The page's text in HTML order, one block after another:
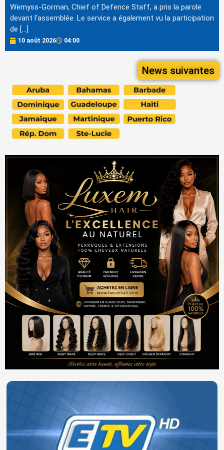
Wemyss-Gorman, Chief of Defence Staff, a pris la parole
devant l'assemblée. Le service a également vu la participation
de […]
10 août 2026 04:00
News suivantes